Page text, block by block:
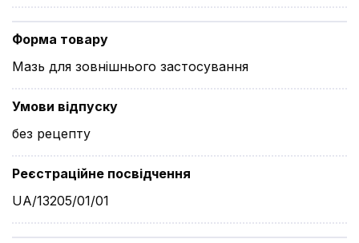
Форма товару
Мазь для зовнішнього застосування
Умови відпуску
без рецепту
Реєстраційне посвідчення
UA/13205/01/01